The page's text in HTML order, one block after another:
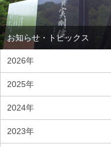
お知らせ・トピックス
2026年
2025年
2024年
2023年